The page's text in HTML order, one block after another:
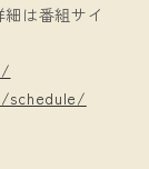
は番組サイ
schedule/